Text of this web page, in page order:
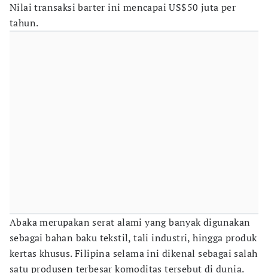
Nilai transaksi barter ini mencapai US$50 juta per
tahun.
Abaka merupakan serat alami yang banyak digunakan
sebagai bahan baku tekstil, tali industri, hingga produk
kertas khusus. Filipina selama ini dikenal sebagai salah
satu produsen terbesar komoditas tersebut di dunia.